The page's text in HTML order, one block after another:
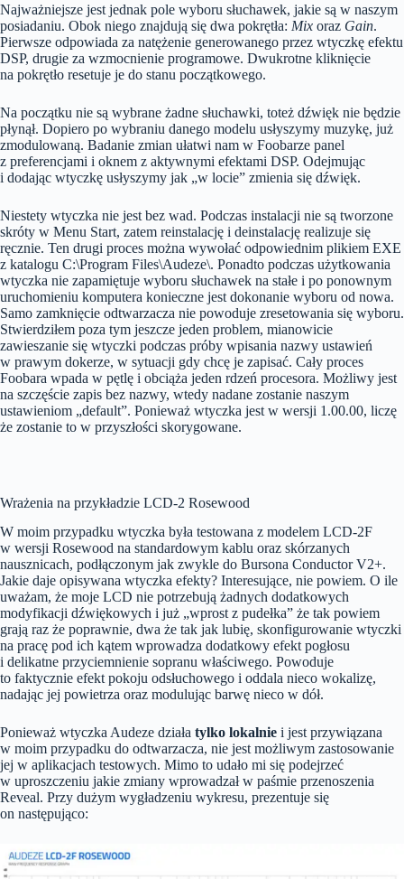
Najważniejsze jest jednak pole wyboru słuchawek, jakie są w naszym
posiadaniu. Obok niego znajdują się dwa pokrętła: Mix oraz Gain.
Pierwsze odpowiada za natężenie generowanego przez wtyczkę efektu
DSP, drugie za wzmocnienie programowe. Dwukrotne kliknięcie
na pokrętło resetuje je do stanu początkowego.
Na początku nie są wybrane żadne słuchawki, toteż dźwięk nie będzie
płynął. Dopiero po wybraniu danego modelu usłyszymy muzykę, już
zmodulowaną. Badanie zmian ułatwi nam w Foobarze panel
z preferencjami i oknem z aktywnymi efektami DSP. Odejmując
i dodając wtyczkę usłyszymy jak „w locie” zmienia się dźwięk.
Niestety wtyczka nie jest bez wad. Podczas instalacji nie są tworzone
skróty w Menu Start, zatem reinstalację i deinstalację realizuje się
ręcznie. Ten drugi proces można wywołać odpowiednim plikiem EXE
z katalogu C:\Program Files\Audeze\. Ponadto podczas użytkowania
wtyczka nie zapamiętuje wyboru słuchawek na stałe i po ponownym
uruchomieniu komputera konieczne jest dokonanie wyboru od nowa.
Samo zamknięcie odtwarzacza nie powoduje zresetowania się wyboru.
Stwierdziłem poza tym jeszcze jeden problem, mianowicie
zawieszanie się wtyczki podczas próby wpisania nazwy ustawień
w prawym dokerze, w sytuacji gdy chcę je zapisać. Cały proces
Foobara wpada w pętlę i obciąża jeden rdzeń procesora. Możliwy jest
na szczęście zapis bez nazwy, wtedy nadane zostanie naszym
ustawieniom „default”. Ponieważ wtyczka jest w wersji 1.00.00, liczę
że zostanie to w przyszłości skorygowane.
Wrażenia na przykładzie LCD-2 Rosewood
W moim przypadku wtyczka była testowana z modelem LCD-2F
w wersji Rosewood na standardowym kablu oraz skórzanych
nausznicach, podłączonym jak zwykle do Bursona Conductor V2+.
Jakie daje opisywana wtyczka efekty? Interesujące, nie powiem. O ile
uważam, że moje LCD nie potrzebują żadnych dodatkowych
modyfikacji dźwiękowych i już „wprost z pudełka” że tak powiem
grają raz że poprawnie, dwa że tak jak lubię, skonfigurowanie wtyczki
na pracę pod ich kątem wprowadza dodatkowy efekt pogłosu
i delikatne przyciemnienie sopranu właściwego. Powoduje
to faktycznie efekt pokoju odsłuchowego i oddala nieco wokalizę,
nadając jej powietrza oraz modulując barwę nieco w dół.
Ponieważ wtyczka Audeze działa tylko lokalnie i jest przywiązana
w moim przypadku do odtwarzacza, nie jest możliwym zastosowanie
jej w aplikacjach testowych. Mimo to udało mi się podejrzeć
w uproszczeniu jakie zmiany wprowadzał w paśmie przenoszenia
Reveal. Przy dużym wygładzeniu wykresu, prezentuje się
on następująco: